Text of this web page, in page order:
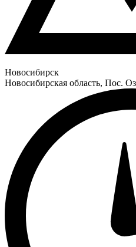
Новосибирск
Новосибирская область, Пос.